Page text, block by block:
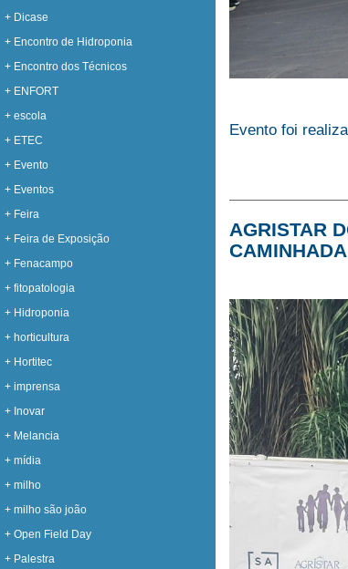
+ Dicase
+ Encontro de Hidroponia
+ Encontro dos Técnicos
+ ENFORT
+ escola
+ ETEC
+ Evento
+ Eventos
+ Feira
+ Feira de Exposição
+ Fenacampo
+ fitopatologia
+ Hidroponia
+ horticultura
+ Hortitec
+ imprensa
+ Inovar
+ Melancia
+ mídia
+ milho
+ milho são joão
+ Open Field Day
+ Palestra
Evento foi
AGRISTAR